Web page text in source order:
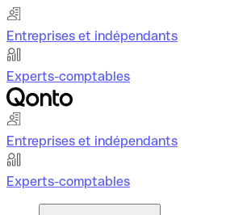
Entreprises et indépendants
Experts-comptables
Entreprises et indépendants
Experts-comptables